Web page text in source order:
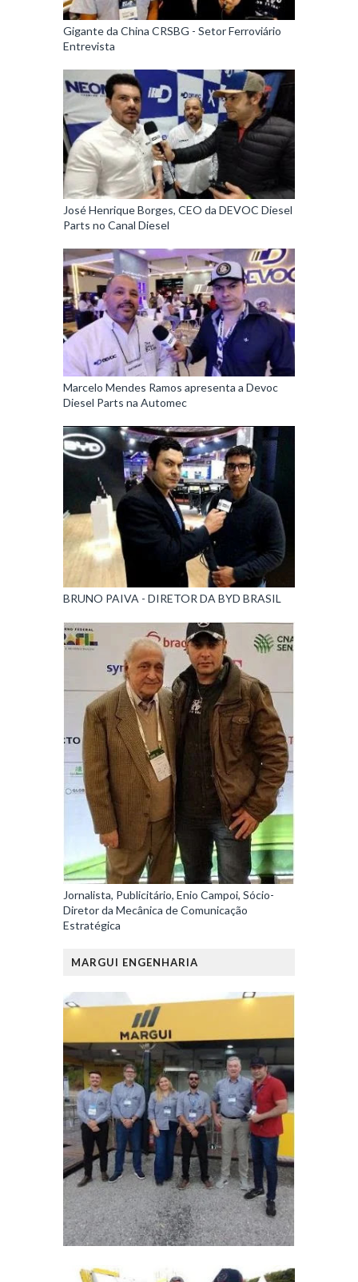
Gigante da China CRSBG - Setor Ferroviário
Entrevista
José Henrique Borges, CEO da DEVOC Diesel
Parts no Canal Diesel
Marcelo Mendes Ramos apresenta a Devoc
Diesel Parts na Automec
BRUNO PAIVA - DIRETOR DA BYD BRASIL
Jornalista, Publicitário, Enio Campoi, Sócio-
Diretor da Mecânica de Comunicação
Estratégica
MARGUI ENGENHARIA